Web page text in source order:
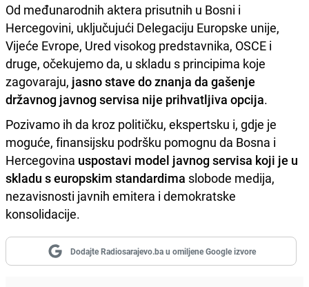
Od međunarodnih aktera prisutnih u Bosni i
Hercegovini, uključujući Delegaciju Europske unije,
Vijeće Evrope, Ured visokog predstavnika, OSCE i
druge, očekujemo da, u skladu s principima koje
zagovaraju, jasno stave do znanja da gašenje
državnog javnog servisa nije prihvatljiva opcija.
Pozivamo ih da kroz političku, ekspertsku i, gdje je
moguće, finansijsku podršku pomognu da Bosna i
Hercegovina uspostavi model javnog servisa koji je u
skladu s europskim standardima slobode medija,
nezavisnosti javnih emitera i demokratske
konsolidacije.
Dodajte Radiosarajevo.ba u omiljene Google izvore